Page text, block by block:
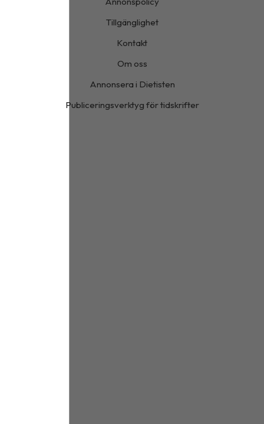
Tillgänglighet
Kontakt
Om oss
Annonsera i Dietisten
Publiceringsverktyg för tidskrifter